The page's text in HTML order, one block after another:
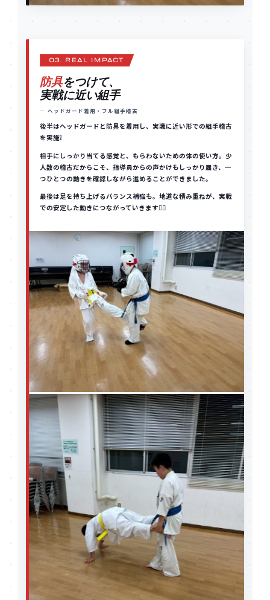
03. REAL IMPACT
防具をつけて、
実戦に近い組手
— ヘッドガード着用・フル組手稽古
後半はヘッドガードと防具を着用し、実戦に近い形での組手稽古
を実施❕
相手にしっかり当てる感覚と、もらわないための体の使い方。少
人数の稽古だからこそ、指導員からの声かけもしっかり届き、一
つひとつの動きを確認しながら進めることができました。
最後は足を持ち上げるバランス補強も。地道な積み重ねが、実戦
での安定した動きにつながっていきます👍🏼